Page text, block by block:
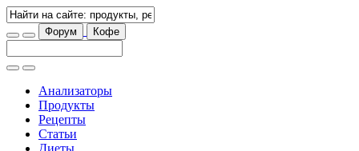
Форум Кофе
Анализаторы
Продукты
Рецепты
Статьи
Диеты